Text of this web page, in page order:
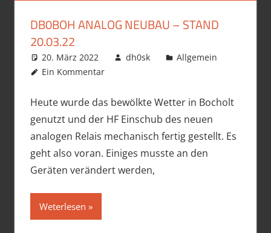
DB0BOH ANALOG NEUBAU – STAND
20.03.22
20. März 2022 dh0sk
Allgemein
Ein Kommentar
Heute wurde das bewölkte Wetter in Bocholt
genutzt und der HF Einschub des neuen
analogen Relais mechanisch fertig gestellt. Es
geht also voran. Einiges musste an den
Geräten verändert werden,
Weterlesen